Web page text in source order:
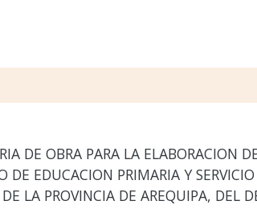
DE OBRA PARA LA ELABORACION
DE EDUCACION PRIMARIA Y
LA PROVINCIA DE AREQUIPA, DEL